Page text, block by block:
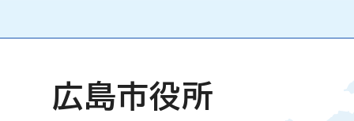
広島市役所